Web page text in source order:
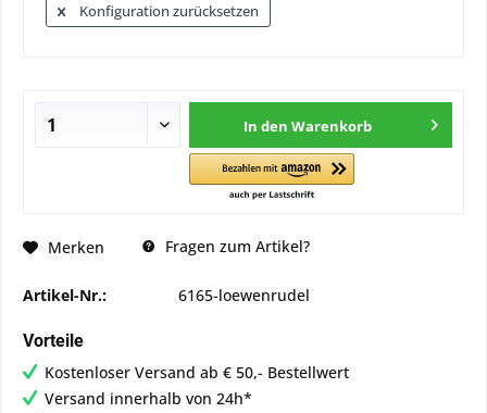
Konfiguration zurücksetzen
In den Warenkorb
Merken Fragen zum Artikel?
Artikel-Nr.: 6165-loewenrudel
Vorteile
Kostenloser Versand ab € 50,- Bestellwert
Versand innerhalb von 24h*